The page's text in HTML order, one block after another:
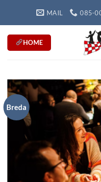
MAIL 085-
HOME
Breda